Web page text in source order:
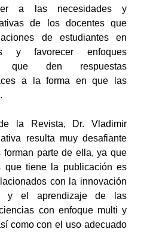
a las necesidades y
de los docentes que
de estudiantes en
y favorecer enfoques
que den respuestas
a la forma en que las
la Revista, Dr. Vladimir
resulta muy desafiante
forman parte de ella, ya que
que tiene la publicación es
con la innovación
y el aprendizaje de las
con enfoque multi y
como con el uso adecuado